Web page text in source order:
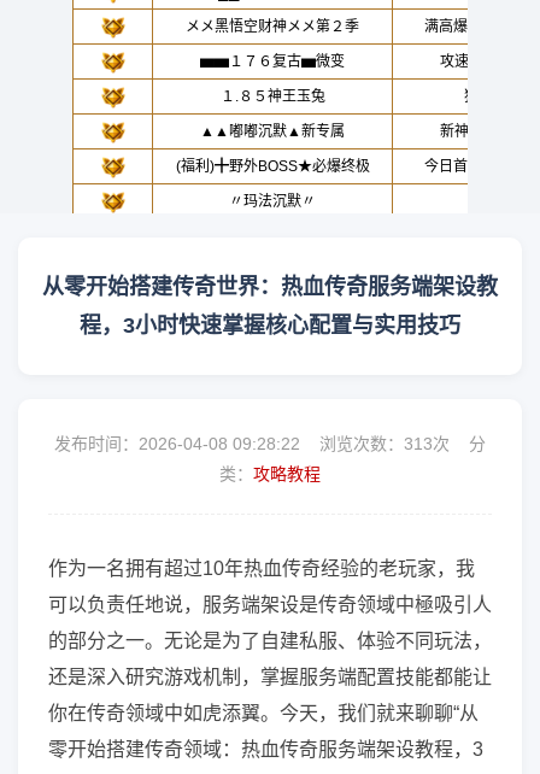
从零开始搭建传奇世界：热血传奇服务端架设教
程，3小时快速掌握核心配置与实用技巧
发布时间：2026-04-08 09:28:22 浏览次数： 313次 分
类： 攻略教程
作为一名拥有超过10年热血传奇经验的老玩家，我
可以负责任地说，服务端架设是传奇领域中極吸引人
的部分之一。无论是为了自建私服、体验不同玩法，
还是深入研究游戏机制，掌握服务端配置技能都能让
你在传奇领域中如虎添翼。今天，我们就来聊聊“从
零开始搭建传奇领域：热血传奇服务端架设教程，3